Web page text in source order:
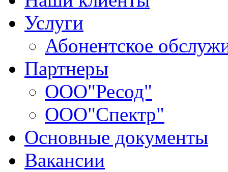
Услуги
Абонентское
Партнеры
ООО"Ресод"
ООО"Спектр"
Основные документы
Вакансии